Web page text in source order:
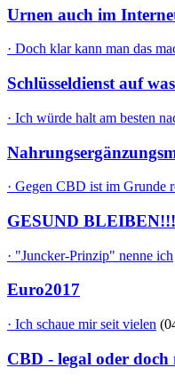
Urnen auch im
· Doch klar kann man das
Schlüsseldienst auf
· Ich würde halt am besten
· Gegen CBD ist im Grunde
GESUND
· "Juncker-Prinzip" nenne ich
Euro2017
· Ich schaue mir seit vielen
CBD - legal oder doch